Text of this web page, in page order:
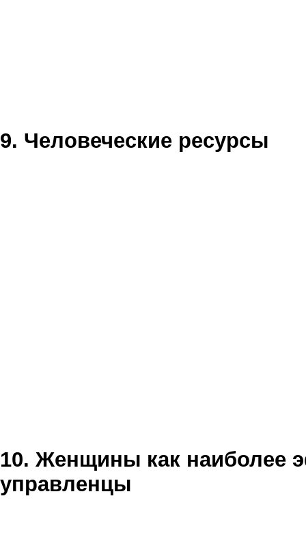
9. Человеческие ресурсы
10. Женщины как наиболее
управленцы